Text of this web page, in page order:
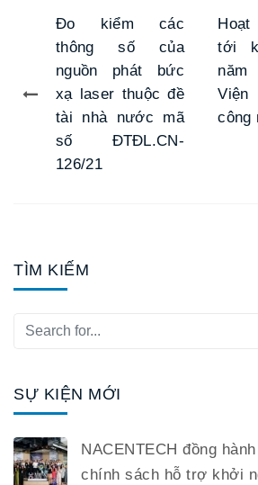
Đo kiểm các
thông số của
nguồn phát bức
xạ laser thuộc đề
tài nhà nước mã
số ĐTĐL.CN-
126/21
tới
công
TÌM KIẾM
SỰ KIỆN MỚI
NACENTECH đồng
chính sách hỗ trợ khởi